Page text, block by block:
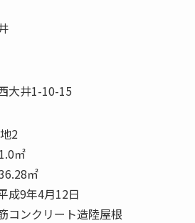
大井1-10-15
2
㎡
㎡
成9年4月12日
コンクリート造陸屋根